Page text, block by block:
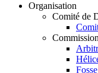
Organisation
Comité de